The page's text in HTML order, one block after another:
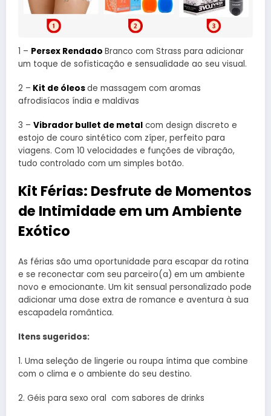
1 – Persex Rendado Branco com Strass para adicionar
um toque de sofisticação e sensualidade ao seu visual.
2 – Kit de óleosde massagem com aromas
afrodisíacos índia e maldivas
3 – Vibrador bullet de metal com design discreto e
estojo de couro sintético com zíper, perfeito para
viagens. Com 10 velocidades e funções de vibração,
tudo controlado com um simples botão.
Kit Férias: Desfrute de Momentos
de Intimidade em um Ambiente
Exótico
As férias são uma oportunidade para escapar da rotina
e se reconectar com seu parceiro(a) em um ambiente
novo e emocionante. Um kit sensual personalizado pode
adicionar uma dose extra de romance e aventura à sua
escapadela romântica.
Itens sugeridos:
1. Uma seleção de lingerie ou roupa íntima que combine
com o clima e o ambiente do seu destino.
2. Géis para sexo oral com sabores de drinks